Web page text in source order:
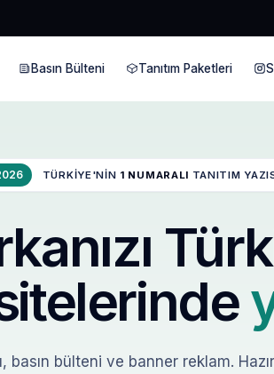
Basın Bülteni Tanıtım Paketleri
TÜRKIYE'NIN 1 NUMARALI TANITIM
basın bülteni ve banner reklam.